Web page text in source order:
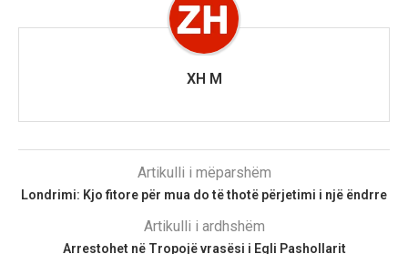
XH M
Artikulli i mëparshëm
Londrimi: Kjo fitore për mua do të thotë përjetimi i një ëndrre
Artikulli i ardhshëm
Arrestohet në Tropojë vrasësi i Egli Pashollarit